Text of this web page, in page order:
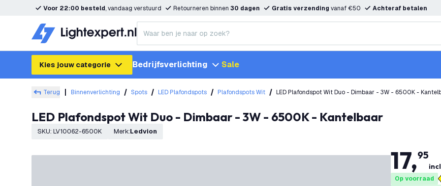
Voor 22:00 besteld, vandaag verstuurd Retourneren binnen 30 dagen Gratis verzending vanaf €50 Achteraf betalen
Kies jouw categorie Bedrijfsverlichting Sale
Terug Binnenverlichting Spots LED Plafondspots Plafondspots Wit LED Plafondspot Wit Duo - Dimbaar - 3W - 6500K -
LED Plafondspot Wit Duo - Dimbaar - 3W - 6500K - Kantelbaar
SKU: LV10062-6500K Merk: Ledvion
17,95
Op voorraad